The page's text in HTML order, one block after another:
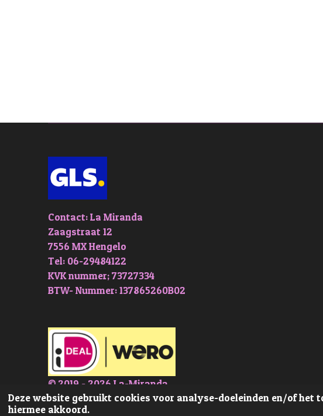
Deze website gebruikt cookies voor analyse-doeleinden en/of het
hiermee akkoord.
Contact: La Miranda
Zaagstraat 12
7556 MX Hengelo
Tel: 06-29484122
KVK nummer; 73727334
BTW- Nummer: 137865260B02
© 2019 - 2026 La-Miranda